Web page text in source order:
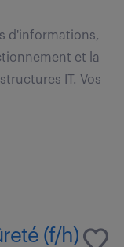
d'informations,
et la
IT. Vos
(f/h)